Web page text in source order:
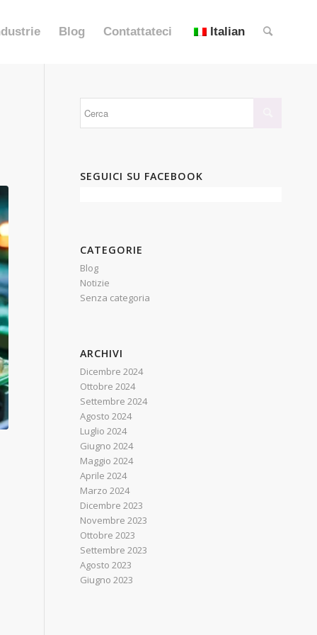
Blog Contattateci Italian
SEGUICI SU FACEBOOK
CATEGORIE
Blog
Notizie
Senza categoria
ARCHIVI
Dicembre 2024
Ottobre 2024
Settembre 2024
Agosto 2024
Luglio 2024
Giugno 2024
Maggio 2024
Aprile 2024
Marzo 2024
Dicembre 2023
Novembre 2023
Ottobre 2023
Settembre 2023
Agosto 2023
Giugno 2023